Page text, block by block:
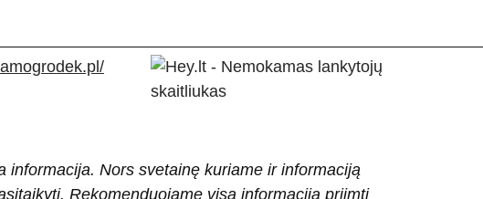
Nors svetainę kuriame ir informaciją
Rekomenduojame visą informaciją priimti